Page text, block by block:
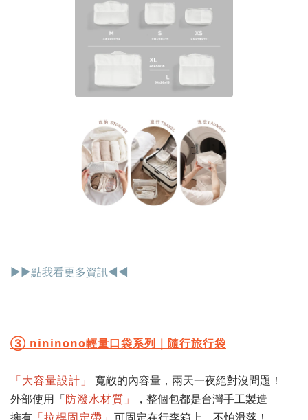
▶︎▶︎點我看更多資訊◀︎◀︎
③ nininono輕量口袋系列｜隨行旅行袋
「大容量設計」
寬敞的內容量，兩天一夜絕對沒問題！
外部使用「防潑水材質」
，整個包都是台灣手工製造